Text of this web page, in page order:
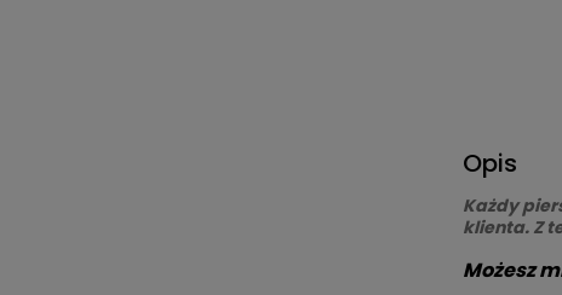
Opis
Każdy
klienta. Z
Możesz